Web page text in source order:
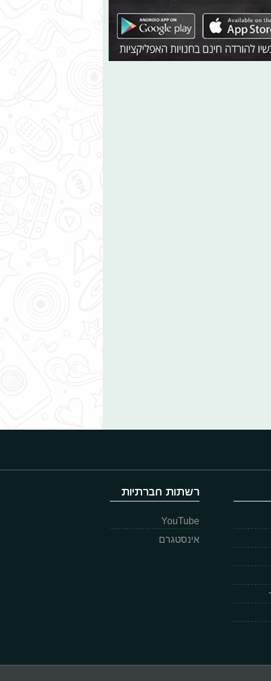
רשתות חברתיות
YouTube
אינסטגרם